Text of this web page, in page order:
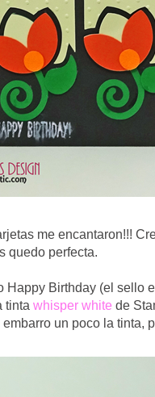
me encantaron!!!
quedo perfecta.
Happy Birthday (el sello
tinta whisper white de
un poco la tinta,